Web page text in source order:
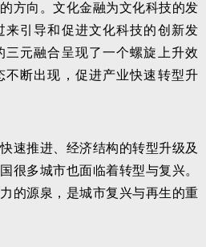
方向。文化金融为文化科技的发
来引导和促进文化科技的创新发
三元融合呈现了一个螺旋上升效
不断出现，促进产业快速转型升
速推进、经济结构的转型升级及
很多城市也面临着转型与复兴。
的源泉，是城市复兴与再生的重